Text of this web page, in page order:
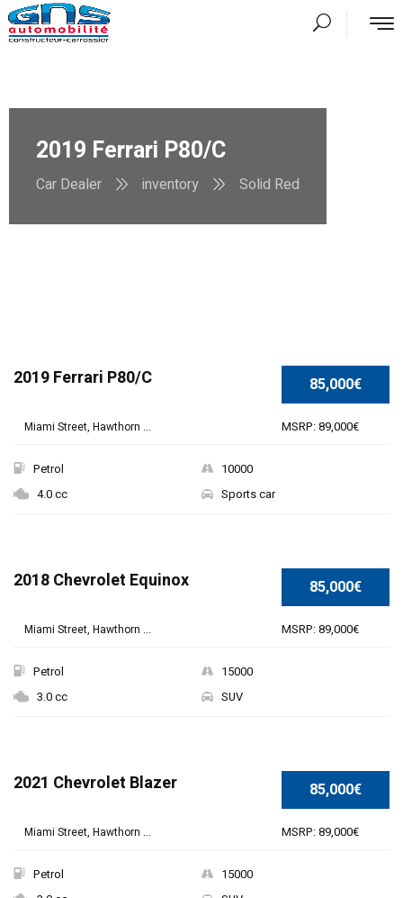
2019 Ferrari P80/C
Car Dealer inventory Solid Red
85,000€
MSRP: 89,000€
2019 Ferrari P80/C
Miami Street, Hawthorn ...
Petrol
10000
4.0 cc
Sports car
85,000€
MSRP: 89,000€
2018 Chevrolet Equinox
Miami Street, Hawthorn ...
Petrol
15000
3.0 cc
SUV
85,000€
MSRP: 89,000€
2021 Chevrolet Blazer
Miami Street, Hawthorn ...
Petrol
15000